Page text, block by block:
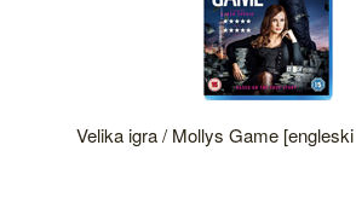
Velika igra / Mollys Game